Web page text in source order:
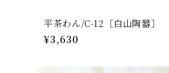
平茶わん/C-12［白山陶器］
通
価
¥3,630